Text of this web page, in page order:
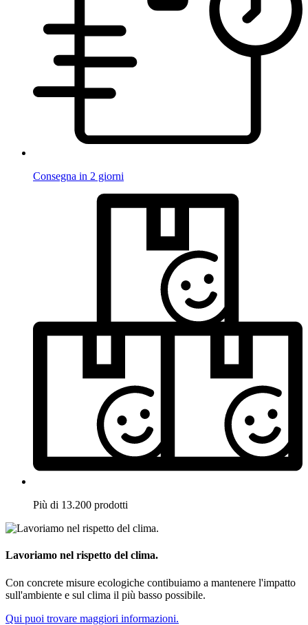
Consegna in 2 giorni
Più di 13.200 prodotti
Lavoriamo nel rispetto del clima.
Con concrete misure ecologiche contibuiamo a mantenere l'impatto
sull'ambiente e sul clima il più basso possibile.
Qui puoi trovare maggiori informazioni.